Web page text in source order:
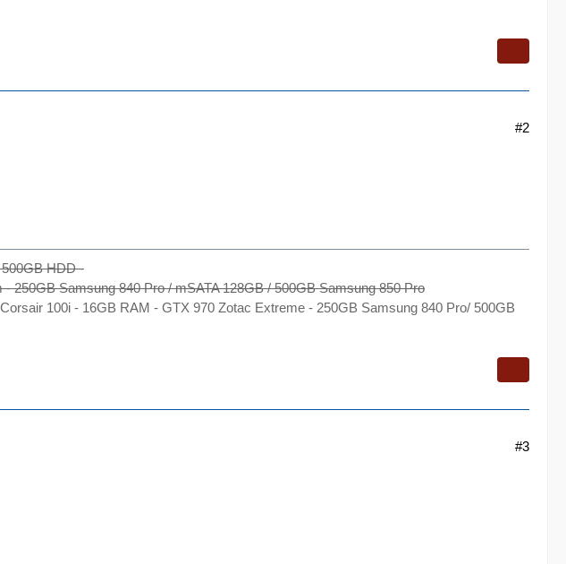
#2
HDD -
250GB Samsung 840 Pro / mSATA 128GB / 500GB Samsung 850 Pro
100i - 16GB RAM - GTX 970 Zotac Extreme - 250GB Samsung 840 Pro/ 500GB
#3